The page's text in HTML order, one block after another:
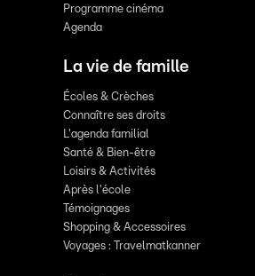
Programme cinéma
Agenda
La vie de famille
Écoles & Crèches
Connaître ses droits
L'agenda familial
Santé & Bien-être
Loisirs & Activités
Après l'école
Témoignages
Shopping & Accessoires
Voyages : Travelmatkanner